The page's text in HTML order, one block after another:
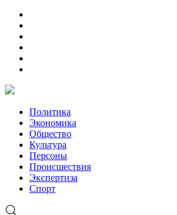
Политика
Экономика
Общество
Культура
Персоны
Происшествия
Экспертиза
Спорт